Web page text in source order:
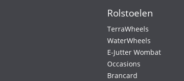
Rolstoelen
TerraWheels
WaterWheels
E-Jutter Wombat
Occasions
Brancard